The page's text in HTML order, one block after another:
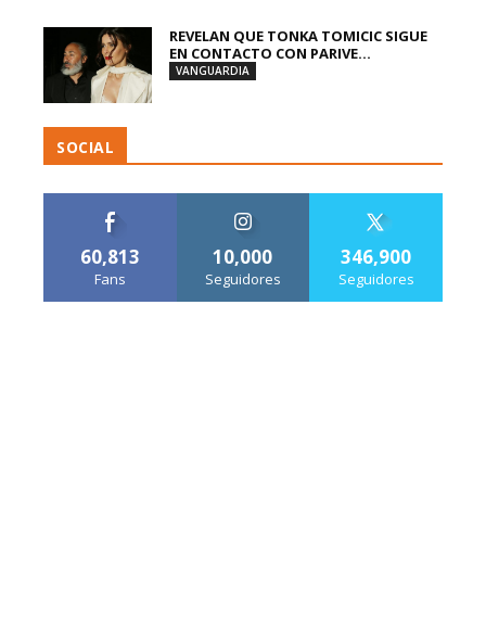
REVELAN QUE TONKA TOMICIC SIGUE
EN CONTACTO CON PARIVE...
VANGUARDIA
SOCIAL
60,813
Fans
10,000
Seguidores
346,900
Seguidores